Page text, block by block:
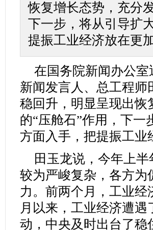
恢复增长态势，充分
下一步，将从引导扩
提振工业经济放在更
在国务院新闻办公
新闻发言人、总工程
稳回升，明显呈现出恢
的“压舱石”作用，下
方面入手，把提振工业
田玉龙说，今年上
较为严峻复杂，各方为
力。前两个月，工业
月以来，工业经济遭
动，中央及时出台了稳